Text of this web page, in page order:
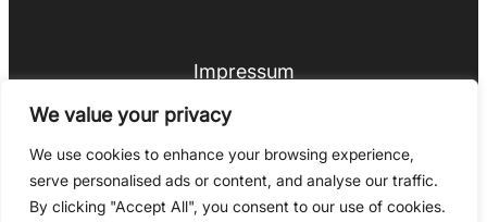
We value your privacy
We use cookies to enhance your browsing experience,
serve personalised ads or content, and analyse our traffic.
By clicking "Accept All", you consent to our use of cookies.
Impressum
Datenschutz